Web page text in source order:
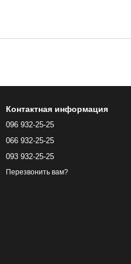
Контактная информация
096 932-25-25
066 932-25-25
093 932-25-25
Перезвонить вам?